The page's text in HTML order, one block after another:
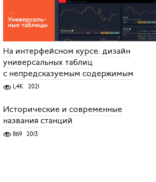
На интерфейсном курсе: дизайн
универсальных таблиц
с непредсказуемым содержимым
1,4K 2021
Исторические и современные
названия станций
869 2013